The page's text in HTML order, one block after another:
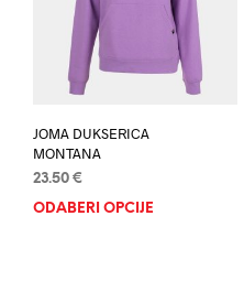
JOMA DUKSERICA
MONTANA
23.50 €
ODABERI OPCIJE